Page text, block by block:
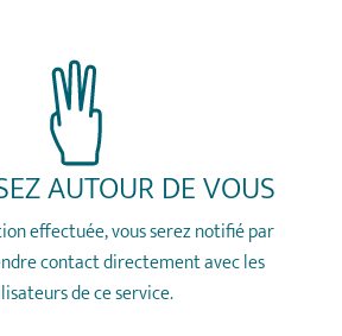
AUTOUR DE VOUS
effectuée, vous serez notifié par
contact directement avec les
de ce service.